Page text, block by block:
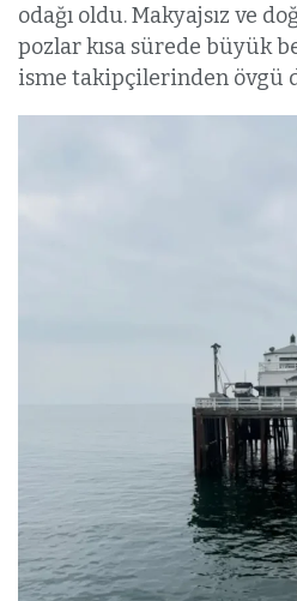
odağı oldu. Makyajsız ve
pozlar kısa sürede büyük
isme takipçilerinden övgü